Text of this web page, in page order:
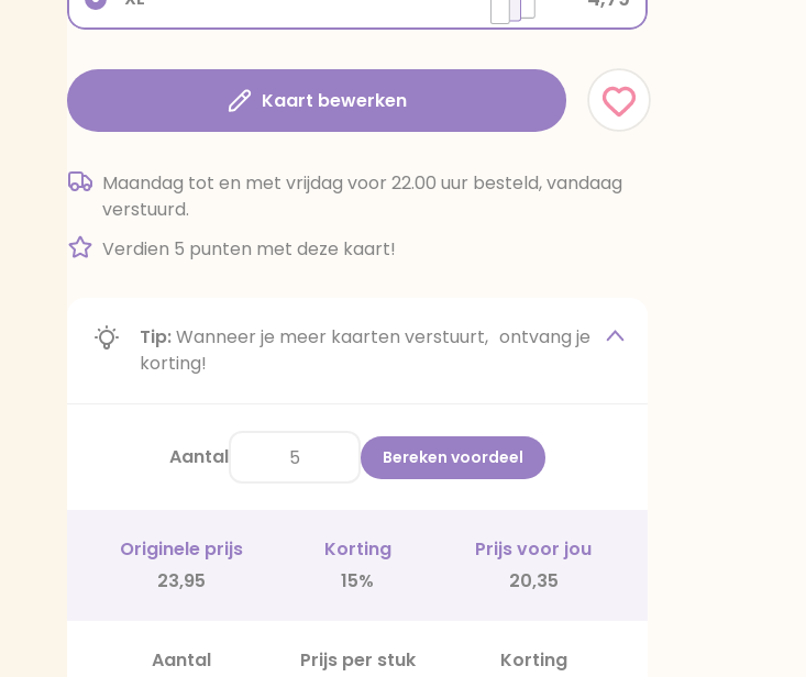
Kaart bewerken
Maandag tot en met vrijdag voor 22.00 uur besteld, vandaag
verstuurd.
Verdien 5 punten met deze kaart!
Tip:Wanneer je meer kaarten verstuurt, ontvang je
korting!
Aantal Bereken voordeel
Originele prijs Korting
Prijs voor jou
23,95
15% 20,35
Aantal Prijs per stuk
Korting